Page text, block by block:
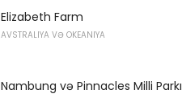
Elizabeth Farm
AVSTRALIYA VƏ OKEANIYA
Nambung və Pinnacles Milli Parkı